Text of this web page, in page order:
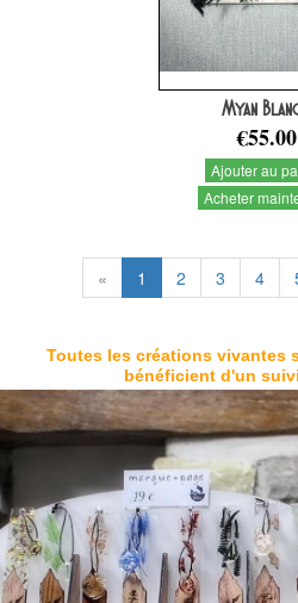
Myan
€55.00
Ajouter au
Acheter
« 1 2 3 4
Toutes les créations vivantes
bénéficient d'un